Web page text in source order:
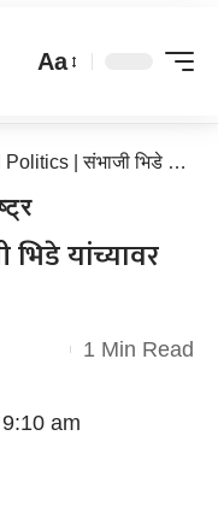
Aa
संभाजी भिडे यांच्यावर कुत्र्याचा हल्ला
यांच्यावर
am
1 Min Read